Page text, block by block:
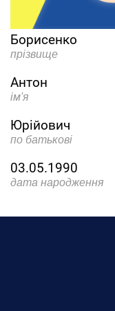
Борисенко
прізвище
Антон
ім'я
Юрійович
по батькові
03.05.1990
дата народження